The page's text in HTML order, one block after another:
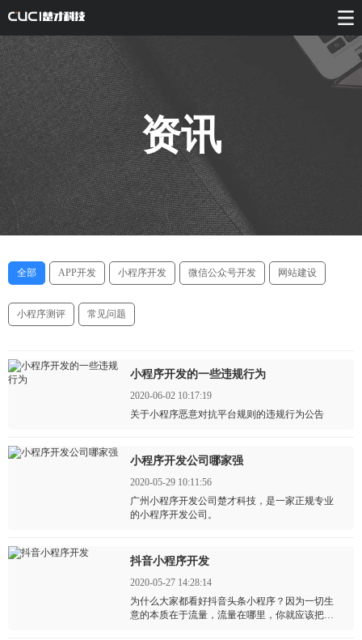
资讯
全部 APP开发 小程序开发 微信公众号开发 网站建设
小程序测评 常见问题
小程序开发的一些违规行为
2020-06-02 10:17:19
关于小程序恶意对抗平台规则的违规行为公告
小程序开发公司哪家强
2020-05-29 10:11:56
广州小程序开发公司楚才科技，是一家正规专业
的小程序开发公司。
抖音小程序开发
2020-05-27 14:28:14
为什么大家都看好抖音头条小程序？因为一切生
意的本质在于流量，流量在哪里，你就应该把生